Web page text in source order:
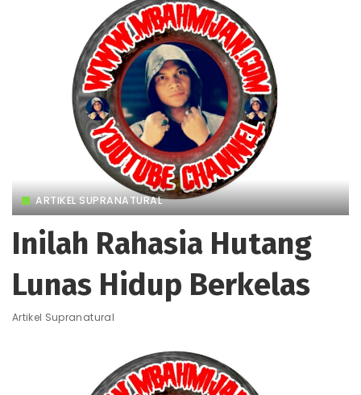
ARTIKEL SUPRANATURAL
Inilah Rahasia Hutang
Lunas Hidup Berkelas
Artikel Supranatural